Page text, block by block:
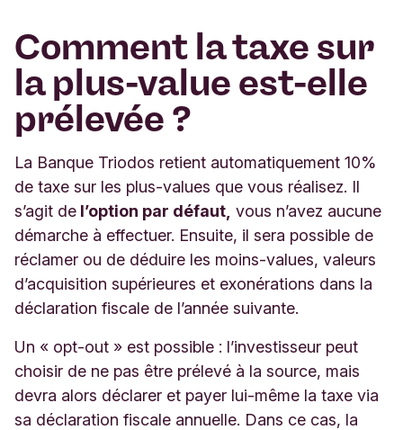
Comment la taxe sur
la plus-value est-elle
prélevée ?
La Banque Triodos retient automatiquement 10%
de taxe sur les plus-values que vous réalisez. Il
s’agit de l’option par défaut, vous n’avez aucune
démarche à effectuer. Ensuite, il sera possible de
réclamer ou de déduire les moins-values, valeurs
d’acquisition supérieures et exonérations dans la
déclaration fiscale de l’année suivante.
Un « opt-out » est possible : l’investisseur peut
choisir de ne pas être prélevé à la source, mais
devra alors déclarer et payer lui-même la taxe via
sa déclaration fiscale annuelle. Dans ce cas, la